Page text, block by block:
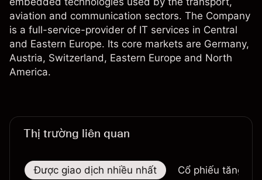
aviation and communication sectors. The Company
is a full-service-provider of IT services in Central
and Eastern Europe. Its core markets are Germany,
Austria, Switzerland, Eastern Europe and North
America.
Thị trường liên quan
Được giao dịch nhiều nhất Cổ phiếu tăng